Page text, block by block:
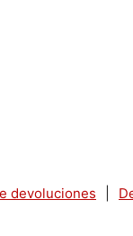
devoluciones